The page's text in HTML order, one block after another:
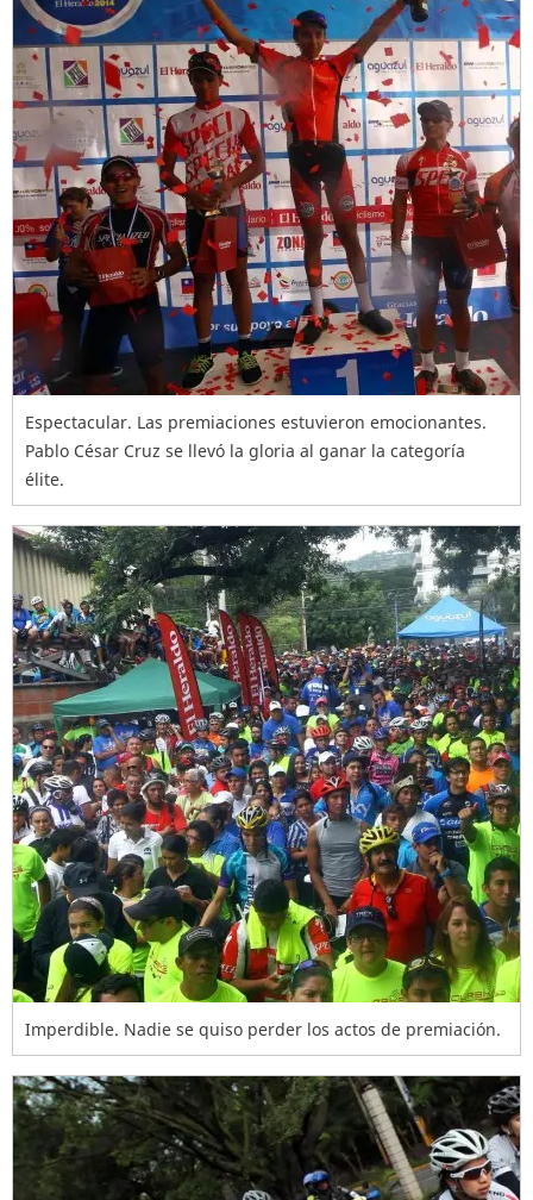
Espectacular. Las premiaciones estuvieron emocionantes.
Pablo César Cruz se llevó la gloria al ganar la categoría
élite.
Imperdible. Nadie se quiso perder los actos de premiación.